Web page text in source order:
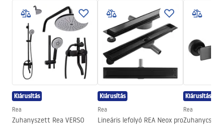
Az ajtó nyitásának módja
Összecsukható
Az ajtó mérete
100
Az ajtó iránya
Univerzális
Üvegvastagság
4 mm
A zuhanyajtó magassága
195cm
Profil anyaga
Alumínium
Tartó anyaga
Sárgaréz
Easy Clean bevonat
igen
Kiárusítás
Rea
Zuhanyszett Rea VERSO
Kiárusítás
Rea
Lineáris lefolyó REA Neox pro
Kiárusítás
Rea